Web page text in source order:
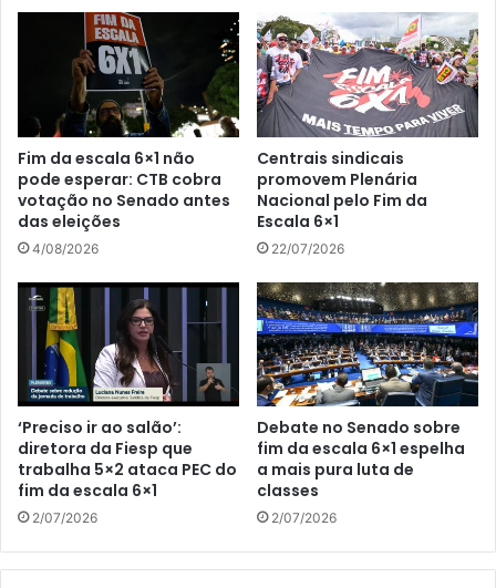
Fim da escala 6×1 não
pode esperar: CTB cobra
votação no Senado antes
das eleições
4/08/2026
Centrais sindicais
promovem Plenária
Nacional pelo Fim da
Escala 6×1
22/07/2026
‘Preciso ir ao salão’:
diretora da Fiesp que
trabalha 5×2 ataca PEC do
fim da escala 6×1
2/07/2026
Debate no Senado sobre
fim da escala 6×1 espelha
a mais pura luta de
classes
2/07/2026